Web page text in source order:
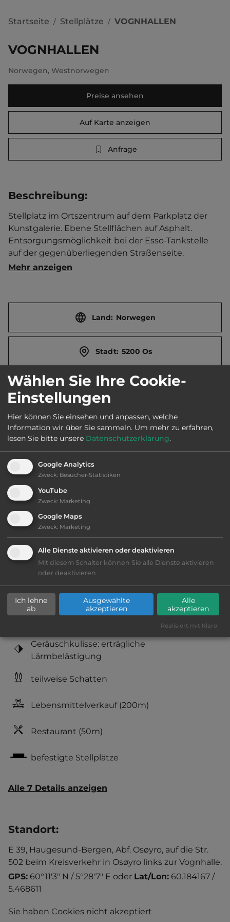
Startseite / Stellplätze / VOGNHALLEN
VOGNHALLEN
Norwegen, Westnorwegen
Preise ansehen
Auf Karte anzeigen
Anfrage
Beschreibung:
Stellplatz im Ortszentrum auf dem Parkplatz der
Kunstgalerie. Ebene Stellflächen auf Asphalt.
Entsorgungsmöglichkeit bei der Esso-Tankstelle
auf der gegenüberliegenden Straßenseite.
Touristen-/Dauerstellplätze 4/0.
Mehr anzeigen
Land: Norwegen
Stadt: 5200 Os
Straße: Mobergsbakken 7
E-Mail: post@bjornafjorden.kommune.no
Webseite: www.osgjestehamn.no
Öffnungszeiten:
Telefon:
Ausstattung:
bis 15,- Euro
Geräuschkulisse: erträgliche
Lärmbelästigung
teilweise Schatten
Lebensmittelverkauf(200m)
Restaurant (50m)
befestigte Stellplätze
Alle 7 Details anzeigen
Standort:
E 39, Haugesund-Bergen, Abf. Osøyro, auf die Str.
502 beim Kreisverkehr in Osøyro links zur Vognhalle.
GPS: 60°11'3" N / 5°28'7" E oder Lat/Lon: 60.184167 /
5.468611
Sie haben Cookies nicht akzeptiert
Wählen Sie Ihre Cookie-
Einstellungen
Hier können Sie einsehen und anpassen, welche
Information wir über Sie sammeln. Um mehr zu erfahren,
lesen Sie bitte unsere Datenschutzerklärung.
Google Analytics
Zweck: Besucher-Statistiken
YouTube
Zweck: Marketing
Google Maps
Zweck: Marketing
Alle Dienste aktivieren oder deaktivieren
Mit diesem Schalter können Sie alle Dienste aktivieren
oder deaktivieren.
Ich lehne
ab
Ausgewählte
akzeptieren
Alle
akzeptieren
Realisiert mit Klaro!